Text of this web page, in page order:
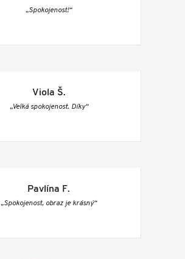
„Spokojenost!“
Viola Š.
„Velká spokojenost. Díky“
Pavlína F.
„Spokojenost, obraz je krásný“